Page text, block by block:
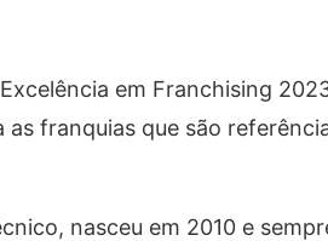
em Franchising
franquias que são
nasceu em 2010 e